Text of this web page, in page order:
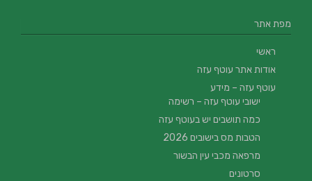
מפת אתר
ראשי
אודות אתר עוטף עזה
עוטף עזה – מידע
ישובי עוטף עזה – רשימה
כמה תושבים יש בעוטף עזה
הטבות מס בישובים 2026
מרפאה מכבי עין הבשור
סרטונים